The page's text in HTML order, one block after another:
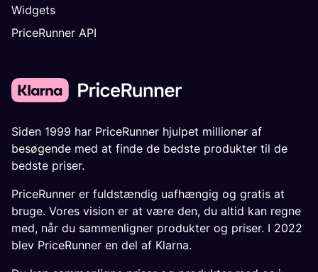
Widgets
PriceRunner API
Siden 1999 har PriceRunner hjulpet millioner af
besøgende med at finde de bedste produkter til de
bedste priser.
PriceRunner er fuldstændig uafhængig og gratis at
bruge. Vores vision er at være den, du altid kan regne
med, når du sammenligner produkter og priser. I 2022
blev PriceRunner en del af Klarna.